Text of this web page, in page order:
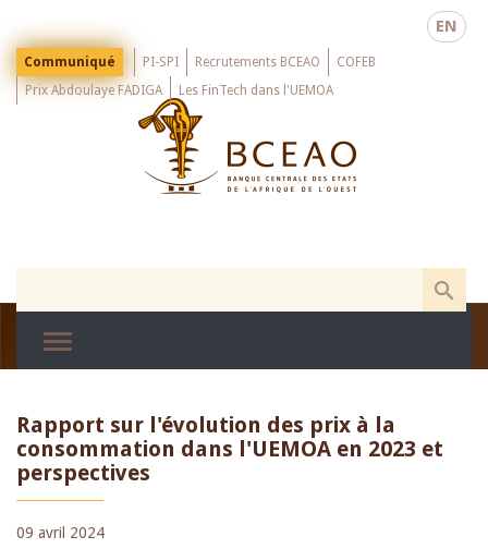
main
EN
Menu
Top
Communiqué PI-SPI Recrutements BCEAO
COFEB
Prix Abdoulaye FADIGA
Les FinTech dans l'UEMOA
Rapport sur l'évolution des prix à la
consommation dans l'UEMOA en 2023 et
perspectives
09 avril 2024